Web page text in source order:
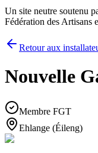
Un site neutre soutenu
Fédération des Artisans
Retour aux
Nouvelle
Membre FGT
Ehlange (Éileng)